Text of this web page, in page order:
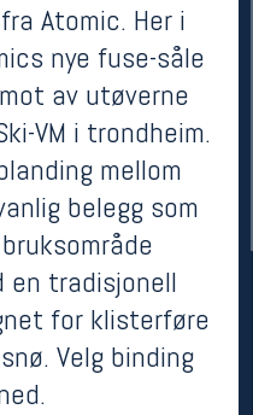
Atomic. Her i
nye fuse-såle
av utøverne
VM i trondheim.
mellom
belegg som
en tradisjonell
for klisterføre
Velg binding